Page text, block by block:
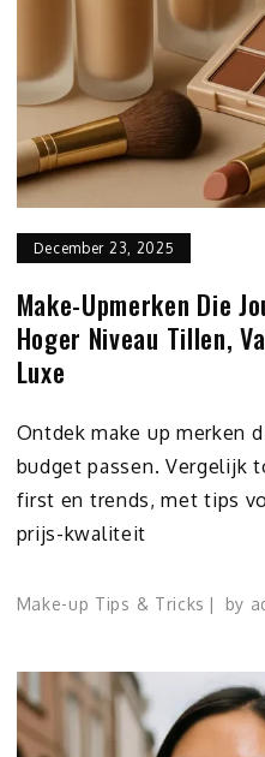
December 23, 2025
Make-Upmerken Die
Hoger Niveau Tillen,
Luxe
Ontdek make up merken
budget passen. Vergelijk
first en trends, met tips
prijs-kwaliteit
Make-up Tips & Tricks by